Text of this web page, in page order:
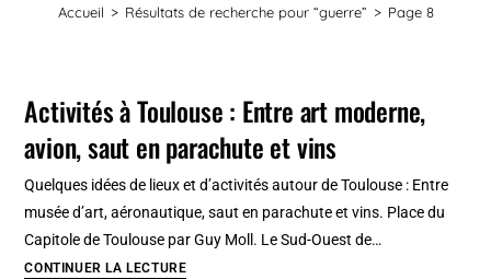
Accueil > Résultats de recherche pour“guerre” > Page 8
Activités à Toulouse : Entre art moderne,
avion, saut en parachute et vins
Quelques idées de lieux et d’activités autour de Toulouse : Entre
musée d’art, aéronautique, saut en parachute et vins. Place du
Capitole de Toulouse par Guy Moll. Le Sud-Ouest de…
CONTINUER LA LECTUREActivités